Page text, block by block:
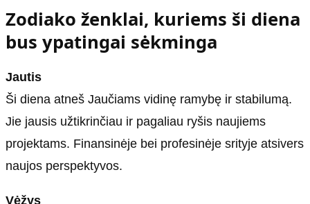
Zodiako ženklai, kuriems ši diena
bus ypatingai sėkminga
Jautis
Ši diena atneš Jaučiams vidinę ramybę ir stabilumą.
Jie jausis užtikrinčiau ir pagaliau ryšis naujiems
projektams. Finansinėje bei profesinėje srityje atsivers
naujos perspektyvos.
Vėžys